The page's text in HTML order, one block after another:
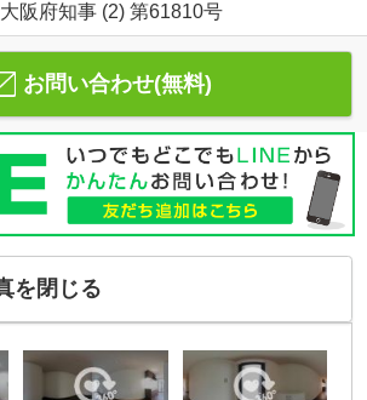
大阪府知事 (2) 第61810号
お問い合わせ(無料)
を閉じる